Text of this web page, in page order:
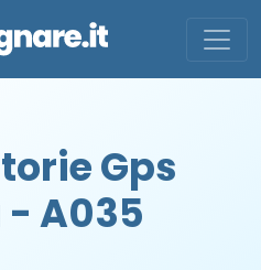
Gps
- A035